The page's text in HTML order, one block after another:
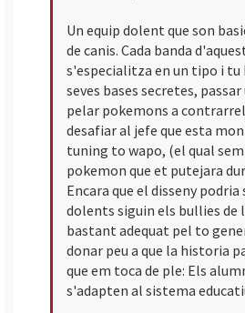
Un equip dolent que son
de canis. Cada banda
s'especialitza en un tipo i tu
seves bases secretes,
pelar pokemons a
desafiar al jefe que esta
tuning to wapo, (el qual
pokemon que et putejara
Encara que el disseny
dolents siguin els bullies de
bastant adequat pel to
donar peu a que la historia
que em toca de ple: Els
s'adapten al sistema